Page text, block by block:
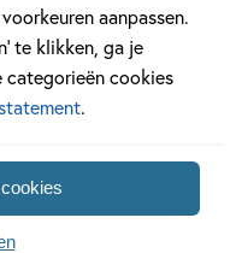
aanpassen.
te klikken, ga je
cookies
.